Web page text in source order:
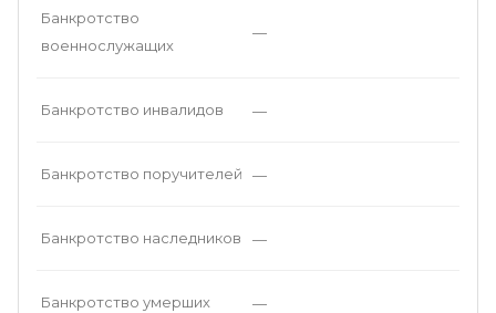
Банкротство
военнослужащих
—
Банкротство инвалидов —
Банкротство поручителей —
Банкротство наследников —
Банкротство умерших —